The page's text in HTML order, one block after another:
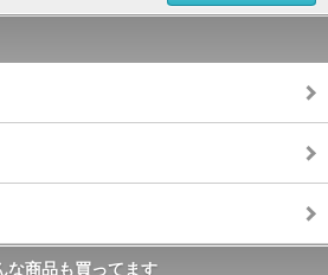
な商品も買ってます